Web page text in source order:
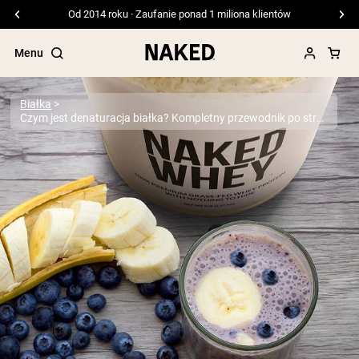
Darmowa wysyłka przy zamówieniach powyżej 99 USD
Menu
Popularne wyszukiwania
”Protein Powder“
”Overnight Oats“
”Vegan protein“
”Collagen“
”Micellar Casein“
ODŻYWKI BIAŁKOWEBestsellery
Białko grochu
Odżywka Białkowa z Serwatki z mleka
karmionych trawą
Białka
Czym jest denaturacja białka? Kompletny przewodnik po strukturze i jakości białka